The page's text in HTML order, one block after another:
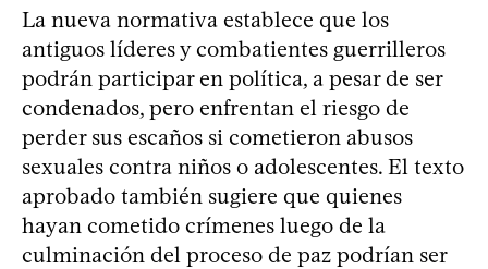
La nueva normativa establece que los
antiguos líderes y combatientes guerrilleros
podrán participar en política, a pesar de ser
condenados, pero enfrentan el riesgo de
perder sus escaños si cometieron abusos
sexuales contra niños o adolescentes. El texto
aprobado también sugiere que quienes
hayan cometido crímenes luego de la
culminación del proceso de paz podrían ser